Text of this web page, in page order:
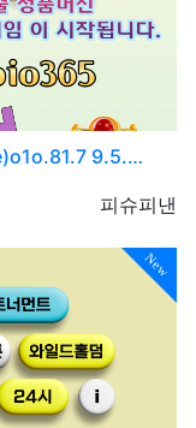
9.5.…
등록자
피슈피낸
New